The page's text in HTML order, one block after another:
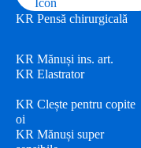
KR Pensă chirurgicală
KR Mănuși ins. art.
KR Elastrator
KR Clește pentru copite
oi
KR Mănuși super